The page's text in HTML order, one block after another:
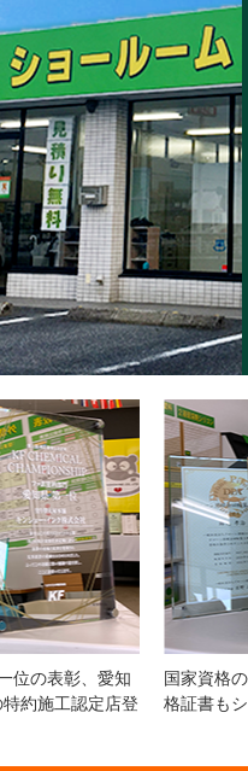
位の表彰、愛知
約施工認定店登
国家資格
格証書も